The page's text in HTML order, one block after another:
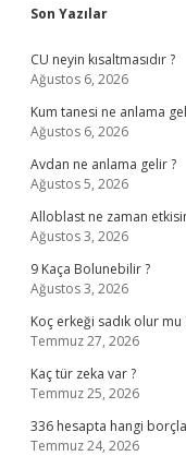
Sidebar
Son Yazılar
CU neyin kısaltmasıdır ?
Ağustos 6, 2026
Kum tanesi ne anlama
Ağustos 6, 2026
Avdan ne anlama gelir ?
Ağustos 5, 2026
Alloblast ne zaman
Ağustos 3, 2026
9 Kaça Bolunebilir ?
Ağustos 3, 2026
Koç erkeği sadık olur mu
Temmuz 27, 2026
Kaç tür zeka var ?
Temmuz 25, 2026
336 hesapta hangi
Temmuz 24, 2026